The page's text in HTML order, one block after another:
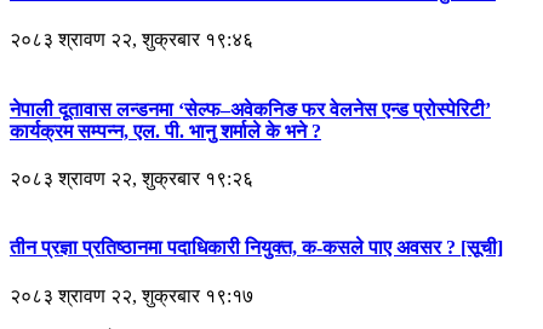
२०८३ श्रावण २२, शुक्रबार १९:४६
नेपाली दूतावास लन्डनमा ‘सेल्फ–अवेकनिङ फर वेलनेस एन्ड प्रोस्पेरिटी’
कार्यक्रम सम्पन्न, एल. पी. भानु शर्माले के भने ?
२०८३ श्रावण २२, शुक्रबार १९:२६
तीन प्रज्ञा प्रतिष्ठानमा पदाधिकारी नियुक्त, क-कसले पाए अवसर ? [सूची]
२०८३ श्रावण २२, शुक्रबार १९:१७